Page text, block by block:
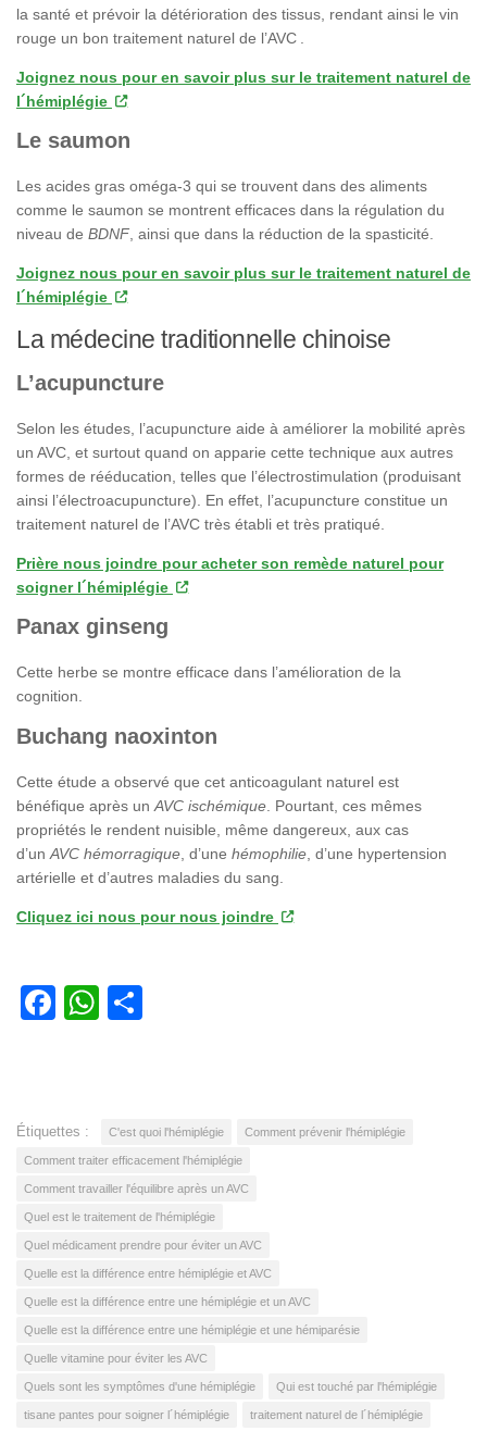
la santé et prévoir la détérioration des tissus, rendant ainsi le vin
rouge un bon traitement naturel de l’AVC .
Joignez nous pour en savoir plus sur le traitement naturel de
l´hémiplégie
Le saumon
Les acides gras oméga-3 qui se trouvent dans des aliments
comme le saumon se montrent efficaces dans la régulation du
niveau de BDNF , ainsi que dans la réduction de la spasticité.
Joignez nous pour en savoir plus sur le traitement naturel de
l´hémiplégie
La médecine traditionnelle chinoise
L’acupuncture
Selon les études, l’acupuncture aide à améliorer la mobilité après
un AVC, et surtout quand on apparie cette technique aux autres
formes de rééducation, telles que l’électrostimulation (produisant
ainsi l’électroacupuncture). En effet, l’acupuncture constitue un
traitement naturel de l’AVC très établi et très pratiqué.
Prière nous joindre pour acheter son remède naturel pour
soigner l´hémiplégie
Panax ginseng
Cette herbe se montre efficace dans l’amélioration de la
cognition.
Buchang naoxinton
Cette étude a observé que cet anticoagulant naturel est
bénéfique après un AVC ischémique . Pourtant, ces mêmes
propriétés le rendent nuisible, même dangereux, aux cas
d’un AVC hémorragique , d’une hémophilie , d’une hypertension
artérielle et d’autres maladies du sang.
Cliquez ici nous pour nous joindre
Facebook
WhatsApp
Étiquettes : C'est quoi l'hémiplégie Comment prévenir l'hémiplégie
Comment traiter efficacement l'hémiplégie
Comment travailler l'équilibre après un AVC
Quel est le traitement de l'hémiplégie
Quel médicament prendre pour éviter un AVC
Quelle est la différence entre hémiplégie et AVC
Quelle est la différence entre une hémiplégie et un AVC
Quelle est la différence entre une hémiplégie et une hémiparésie
Quelle vitamine pour éviter les AVC
Quels sont les symptômes d'une hémiplégie Qui est touché par l'hémiplégie
tisane pantes pour soigner l´hémiplégie traitement naturel de l´hémiplégie